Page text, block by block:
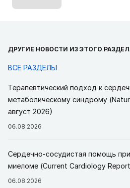
ДРУГИЕ НОВОСТИ ИЗ ЭТОГО
ВСЕ РАЗДЕЛЫ
Терапевтический подход к
метаболическому синдрому
август 2026)
06.08.2026
Сердечно-сосудистая помощь
миеломе (Current Cardiology
06.08.2026